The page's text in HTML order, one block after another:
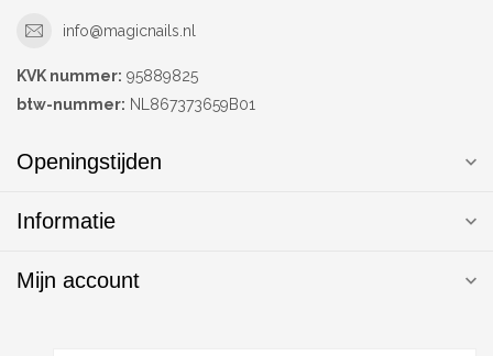
info@magicnails.nl
KVK nummer: 95889825
btw-nummer: NL867373659B01
Openingstijden
Informatie
Mijn account